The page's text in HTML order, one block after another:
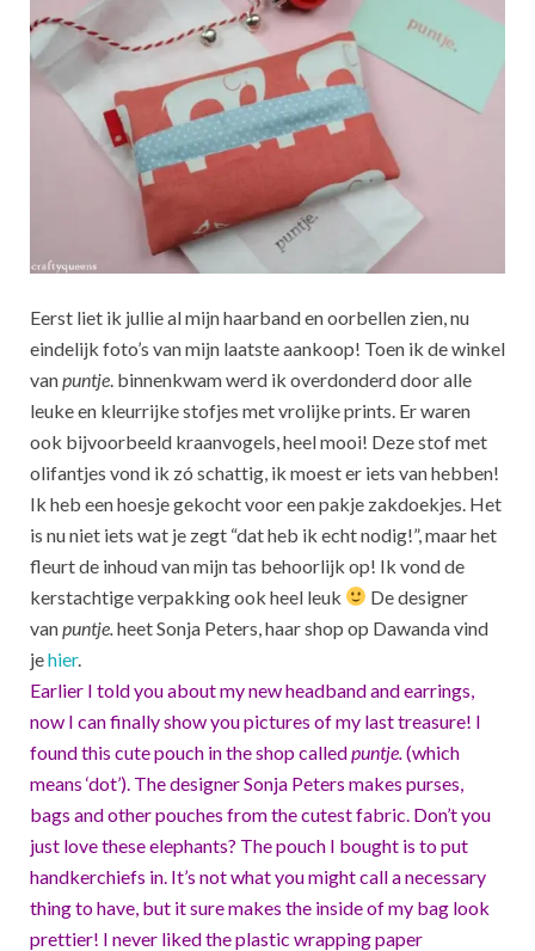
Eerst liet ik jullie al mijn haarband en oorbellen zien, nu
eindelijk foto’s van mijn laatste aankoop! Toen ik de winkel
van puntje . binnenkwam werd ik overdonderd door alle
leuke en kleurrijke stofjes met vrolijke prints. Er waren
ook bijvoorbeeld kraanvogels, heel mooi! Deze stof met
olifantjes vond ik zó schattig, ik moest er iets van hebben!
Ik heb een hoesje gekocht voor een pakje zakdoekjes. Het
is nu niet iets wat je zegt “dat heb ik echt nodig!”, maar het
fleurt de inhoud van mijn tas behoorlijk op! Ik vond de
kerstachtige verpakking ook heel leuk
De designer
van puntje. heet Sonja Peters, haar shop op Dawanda vind
jehier.
Earlier I told you about my new headband and earrings,
now I can finally show you pictures of my last treasure! I
found this cute pouch in the shop calledpuntje. (which
means ‘dot’). The designer Sonja Peters makes purses,
bags and other pouches from the cutest fabric. Don’t you
just love these elephants? The pouch I bought is to put
handkerchiefs in. It’s not what you might call a necessary
thing to have, but it sure makes the inside of my bag look
prettier! I never liked the plastic wrapping paper